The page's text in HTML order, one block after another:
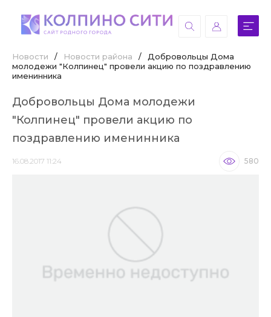
Новости / Новости района /
Добровольцы Дома
молодежи "Колпинец" провели акцию по поздравлению
именинника
Добровольцы Дома молодежи
"Колпинец" провели акцию по
поздравлению именинника
16.08.2017 11:24 580